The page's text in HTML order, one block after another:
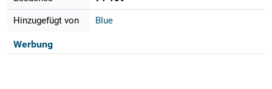
Hinzugefügt von Blue
Werbung